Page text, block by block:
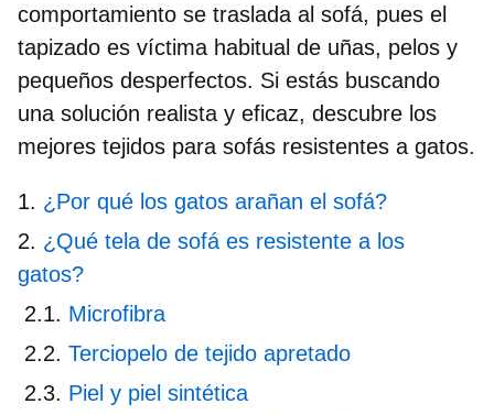
comportamiento se traslada al sofá, pues el
tapizado es víctima habitual de uñas, pelos y
pequeños desperfectos. Si estás buscando
una solución realista y eficaz, descubre los
mejores tejidos para sofás resistentes a gatos.
¿Por qué los gatos arañan el sofá?
¿Qué tela de sofá es resistente a los
gatos?
Microfibra
Terciopelo de tejido apretado
Piel y piel sintética